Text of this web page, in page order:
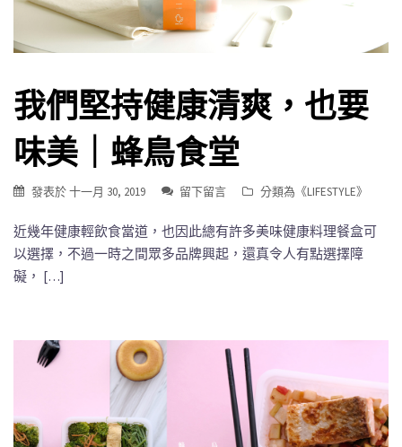
我們堅持健康清爽，也要
味美｜蜂鳥食堂
發表於十一月 30, 2019 留下留言 分類為《LIFESTYLE》
近幾年健康輕飲食當道，也因此總有許多美味健康料理餐盒可
以選擇，不過一時之間眾多品牌興起，還真令人有點選擇障
礙， […]